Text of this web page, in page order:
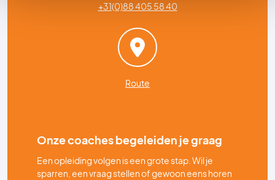
+31(0)88 405 58 40
Route
Onze coaches begeleiden je graag
Een opleiding volgen is een grote stap. Wil je
sparren, een vraag stellen of gewoon eens horen